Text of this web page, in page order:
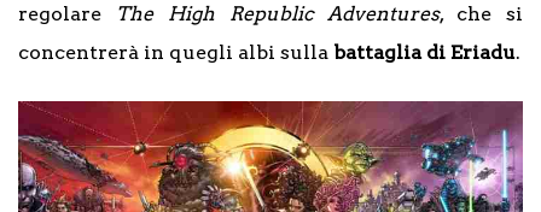
regolare
The High Republic Adventures, che si
concentrerà in quegli albi sulla battaglia di Eriadu.